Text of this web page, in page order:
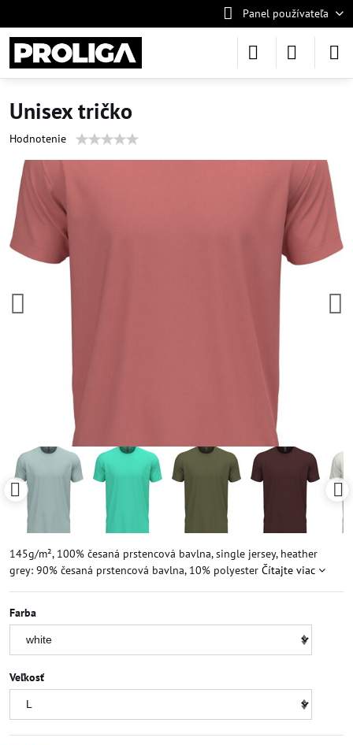
Panel používateľa
Unisex tričko
Hodnotenie
145g/m², 100% česaná prstencová bavlna, single jersey, heather
grey: 90% česaná prstencová bavlna, 10% polyester Čítajte viac
Farba
Veľkosť